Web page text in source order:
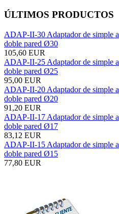
ÚLTIMOS PRODUCTOS
ADAP-II-30 Adaptador de simple a
doble pared Ø30
105,60 EUR
ADAP-II-25 Adaptador de simple a
doble pared Ø25
95,00 EUR
ADAP-II-20 Adaptador de simple a
doble pared Ø20
91,20 EUR
ADAP-II-17 Adaptador de simple a
doble pared Ø17
83,12 EUR
ADAP-II-15 Adaptador de simple a
doble pared Ø15
77,80 EUR